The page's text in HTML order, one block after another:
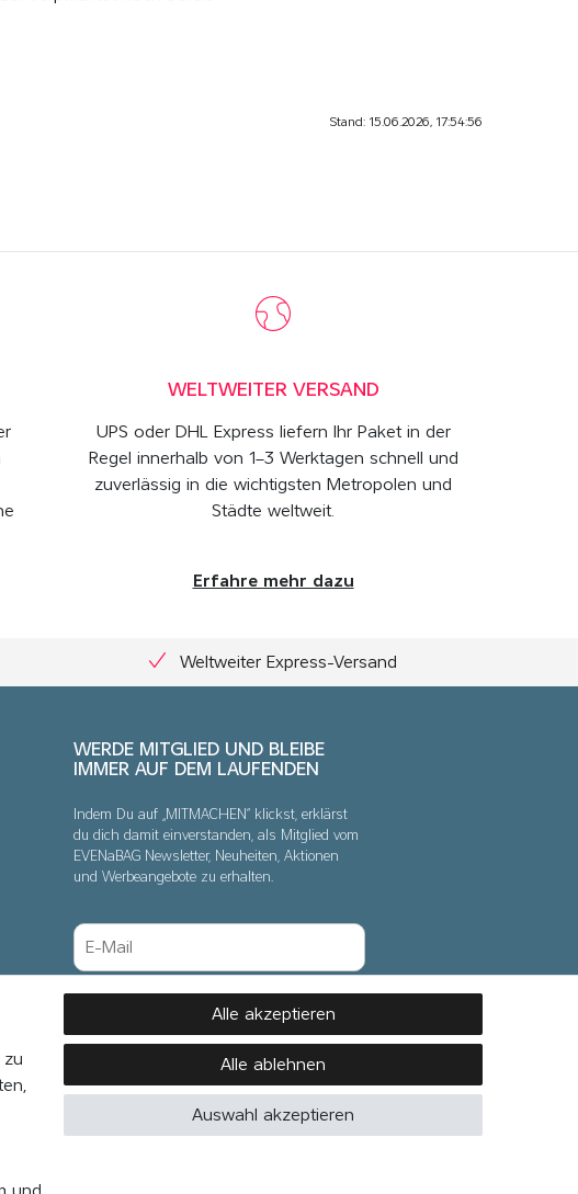
Stand: 15.06.2026, 17:54:56
WELTWEITER VERSAND
UPS oder DHL Express liefern Ihr Paket in der
Regel innerhalb von 1–3 Werktagen schnell und
zuverlässig in die wichtigsten Metropolen und
Städte weltweit.
Erfahre mehr dazu
Weltweiter Express-Versand
WERDE MITGLIED UND BLEIBE
IMMER AUF DEM LAUFENDEN
Indem Du auf „MITMACHEN“ klickst, erklärst
du dich damit einverstanden, als Mitglied vom
EVENaBAG Newsletter, Neuheiten, Aktionen
und Werbeangebote zu erhalten.
Abonnieren
Hiermit bestätige ich, dass ich dieDaten­
schutz­erklärunggelesen habe. Meine
zu
Alle akzeptieren
Alle ablehnen
Auswahl akzeptieren